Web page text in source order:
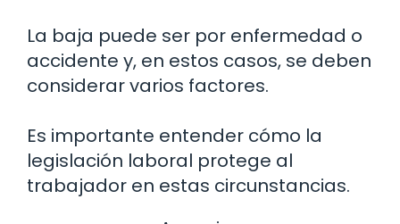
La baja puede ser por enfermedad o
accidente y, en estos casos, se deben
considerar varios factores.
Es importante entender cómo la
legislación laboral protege al
trabajador en estas circunstancias.